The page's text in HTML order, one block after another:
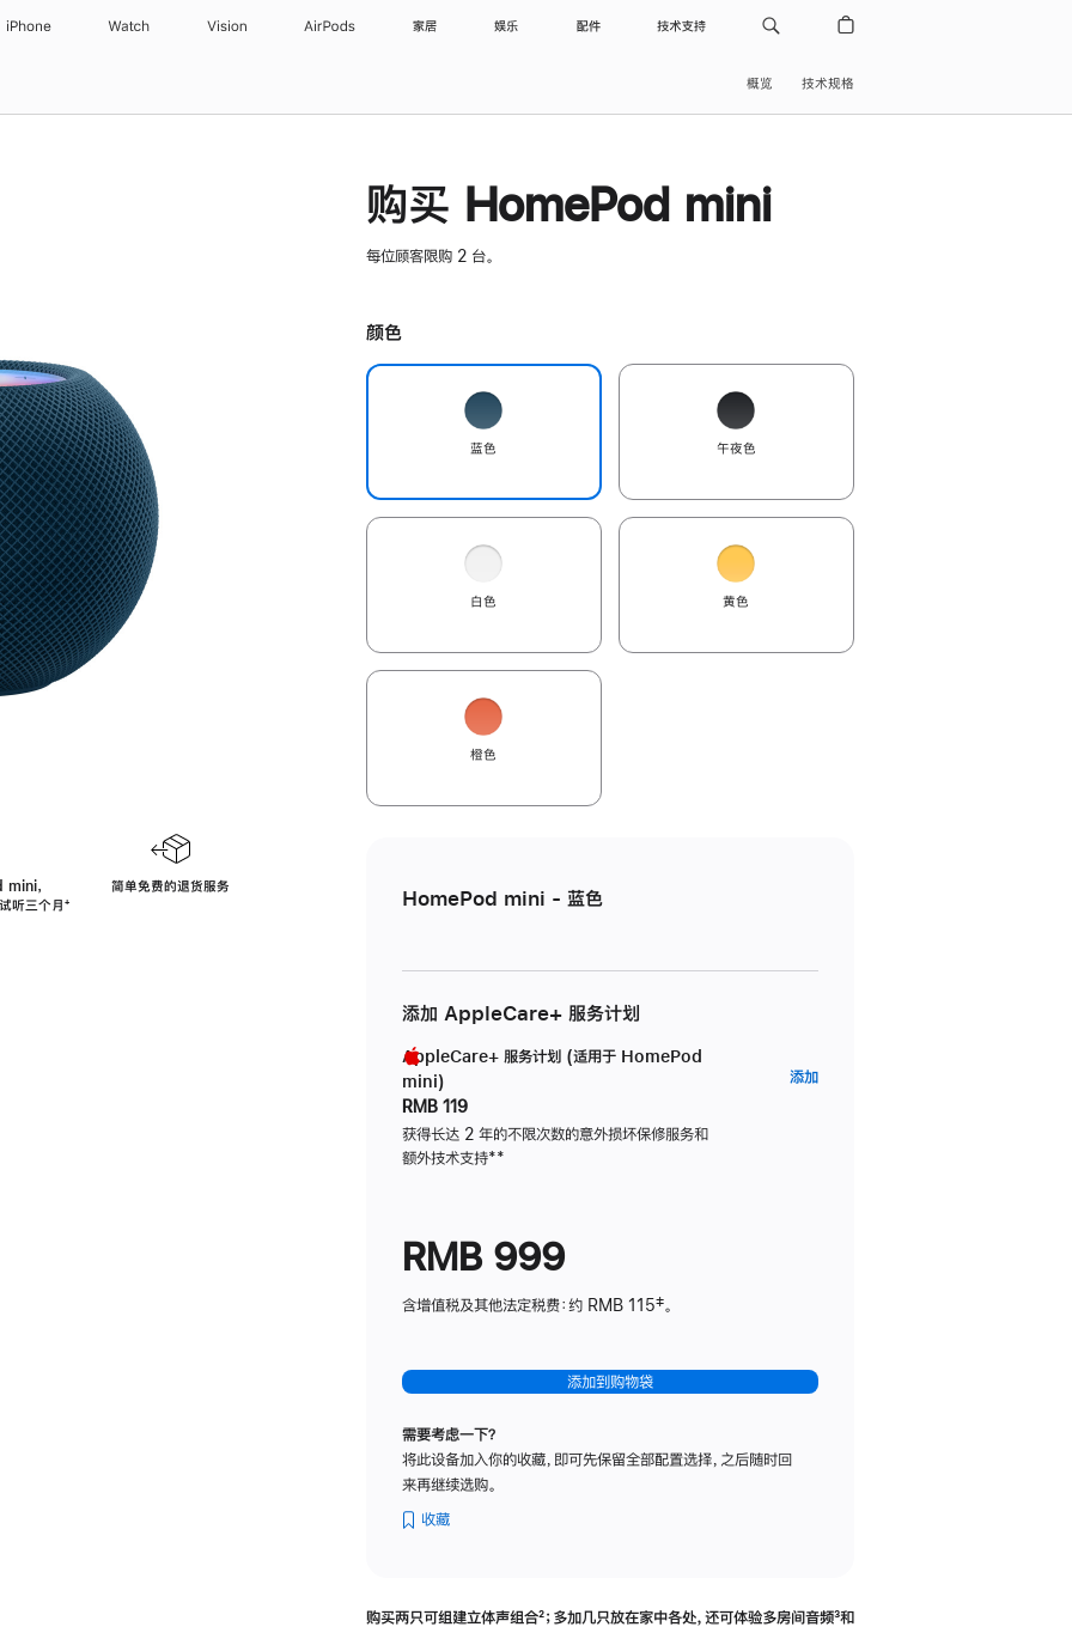
iPhone Watch Vision AirPods 家居 娱乐 配件 技术支持
概览 技术规格
，
听三个月脚
⁺
简单免费的退货服务
购买 HomePod mini
每位顾客限购 2 台。
颜色
蓝色 午夜色
白色 黄色
橙色
HomePod mini - 蓝色
添加 AppleCare+ 服务计划
AppleCare+ 服务计划 (适用于 HomePod
mini)
RMB 119
获得长达 2 年的不限次数的意外损坏保修服务和
额外技术支持脚
**
添加AppleCare+
RMB 999
含增值税及其他法定税费：约 RMB 115‡。
添加到购物袋
需要考虑一下？
将此设备加入你的收藏，即可先保留全部配置选择，之后随时回
来再继续选购。
收藏
购买两只可组建立体声组合脚
²；多加几只放在家中各处，还可体验多‍房‍间音频脚
³和